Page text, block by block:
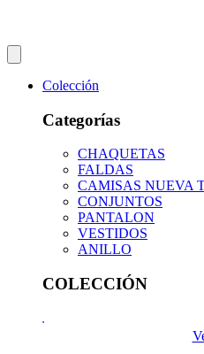
Colección
Categorías
CHAQUETAS
FALDAS
CAMISAS NUEVA
CONJUNTOS
PANTALON
VESTIDOS
ANILLO
COLECCIÓN